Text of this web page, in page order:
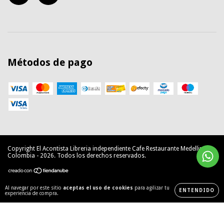
Al navegar por este sitio aceptas el uso de cookies para agilizar tu
experiencia de compra.
ENTENDIDO
Métodos de pago
Copyright El Acontista Libreria independiente Cafe Restaurante Medellin
Colombia - 2026. Todos los derechos reservados.